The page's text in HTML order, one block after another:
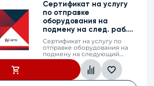
Сертификат на услугу
по отправке
оборудования на
подмену на след. раб.
день, PM600-48/12 BTF,
3г.
Сертификат на услугу по
отправке оборудования на
подмену на следующий
рабочий день (next business
day shipping) в случае выхода
из строя оборудования,
PM600-48/12 BTF, 3